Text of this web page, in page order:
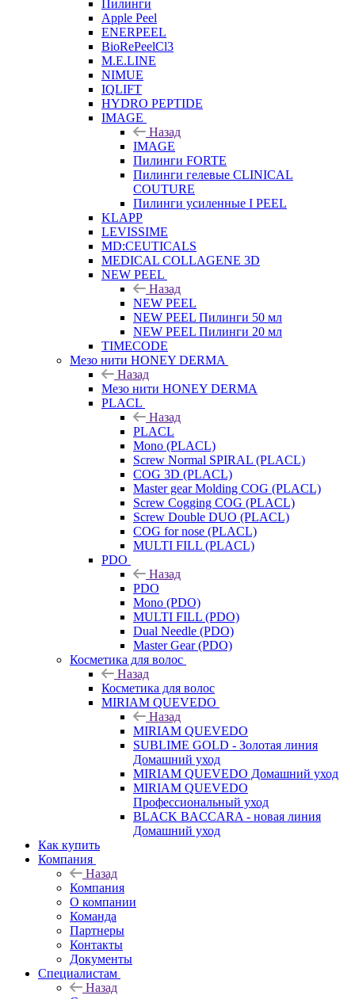
Пилинги
Apple Peel
ENERPEEL
BioRePeelCl3
M.E.LINE
NIMUE
IQLIFT
HYDRO PEPTIDE
IMAGE
Назад
IMAGE
Пилинги FORTE
Пилинги гелевые CLINICAL
COUTURE
Пилинги усиленные I PEEL
KLAPP
LEVISSIME
MD:CEUTICALS
MEDICAL COLLAGENE 3D
NEW PEEL
Назад
NEW PEEL
NEW PEEL Пилинги 50 мл
NEW PEEL Пилинги 20 мл
TIMECODE
Мезо нити HONEY DERMA
Назад
Мезо нити HONEY DERMA
PLACL
Назад
PLACL
Mono (PLACL)
Screw Normal SPIRAL (PLACL)
COG 3D (PLACL)
Master gear Molding COG (PLACL)
Screw Cogging COG (PLACL)
Screw Double DUO (PLACL)
COG for nose (PLACL)
MULTI FILL (PLACL)
PDO
Назад
PDO
Mono (PDO)
MULTI FILL (PDO)
Dual Needle (PDO)
Master Gear (PDO)
Косметика для волос
Назад
Косметика для волос
MIRIAM QUEVEDO
Назад
MIRIAM QUEVEDO
SUBLIME GOLD - Золотая линия
Домашний уход
MIRIAM QUEVEDO Домашний уход
MIRIAM QUEVEDO
Профессиональный уход
BLACK BACCARA - новая линия
Домашний уход
Как купить
Компания
Назад
Компания
О компании
Команда
Партнеры
Контакты
Документы
Специалистам
Назад